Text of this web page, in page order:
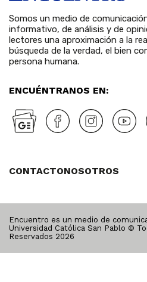
Somos un medio de
informativo, de análisis y de
lectores una aproximación a la
búsqueda de la verdad, el bien
persona humana.
ENCUÉNTRANOS EN:
CONTACTONOSOTROS
Encuentro es un medio de
Universidad Católica San Pablo ©
Reservados 2026